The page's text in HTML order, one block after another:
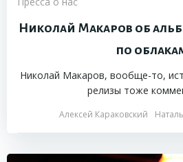
Николай Макаров об
по
Николай Макаров, вообще-то,
релизы тоже
Алексей Караковский